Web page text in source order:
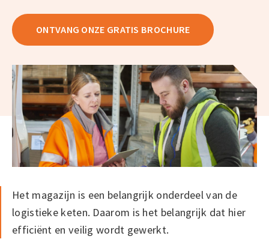
ONTVANG ONZE GRATIS BROCHURE
Het magazijn is een belangrijk onderdeel van de
logistieke keten. Daarom is het belangrijk dat hier
efficiënt en veilig wordt gewerkt.